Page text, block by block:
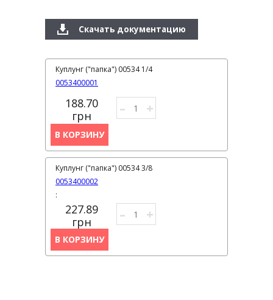
Скачать документацию
0053400001
Куплунг ("папка") 00534 1/4
188.70
грн
– +
В КОРЗИНУ
0053400002
Куплунг ("папка") 00534 3/8
227.89
грн
:
– +
В КОРЗИНУ